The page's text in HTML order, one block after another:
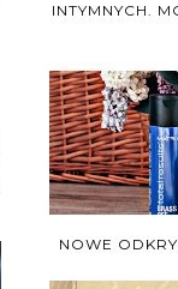
INTYMNYCH.
NOWE